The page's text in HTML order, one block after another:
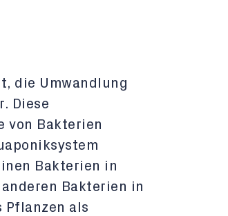
die Umwandlung
Diese
von Bakterien
Bakterien in
Bakterien in
als